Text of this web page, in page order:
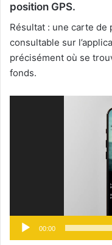
position GPS.
Résultat : une carte
consultable sur
précisément où se
fonds.
00:00